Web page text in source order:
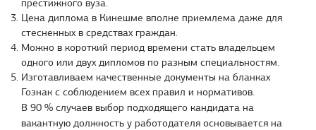
престижного вуза.
Цена диплома в Кинешме вполне приемлема даже для
стесненных в средствах граждан.
Можно в короткий период времени стать владельцем
одного или двух дипломов по разным специальностям.
Изготавливаем качественные документы на бланках
Гознак с соблюдением всех правил и нормативов.
В 90 % случаев выбор подходящего кандидата на
вакантную должность у работодателя основывается на